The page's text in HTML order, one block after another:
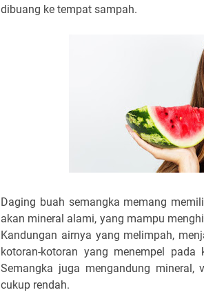
dibuang ke tempat sampah.
Daging buah semangka memang
akan mineral alami, yang mampu
Kandungan airnya yang melimpah,
kotoran-kotoran yang menempel
Semangka juga mengandung
cukup rendah.